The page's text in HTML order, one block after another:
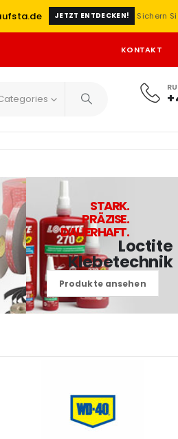
JETZT ENTDECKEN! Sichern
KONTAKT
STARK.
PRÄZISE.
DAUERHAFT.
Loctite
Klebetechnik
Produkte ansehen